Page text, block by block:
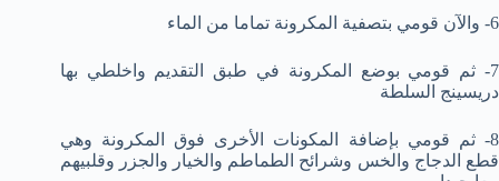
6- والآن قومي بتصفية المكرونة تماما من الماء
7- ثم قومي بوضع المكرونة في طبق التقديم واخلطي بها
دريسينج السلطة
8- ثم قومي بإضافة المكونات الأخرى فوق المكرونة وهي
قطع الدجاج والخس وشرائح الطماطم والخيار والجزر وقلبيهم